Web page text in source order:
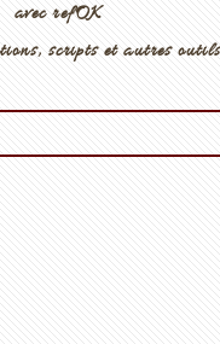
avec refOK
scripts et autres